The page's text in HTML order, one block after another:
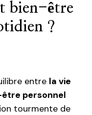
bien-être
?
entre la vie
personnel
tourmente de